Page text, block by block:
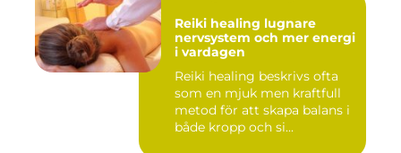
Reiki healing lugnare
nervsystem och mer energi
i vardagen
Reiki healing beskrivs ofta
som en mjuk men kraftfull
metod för att skapa balans i
både kropp och si...